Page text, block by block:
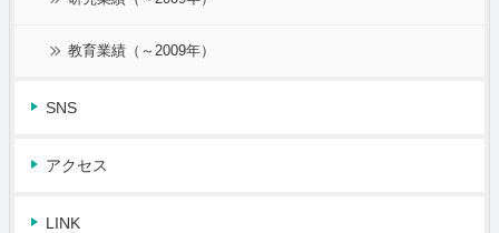
教育業績（～2009年）
SNS
アクセス
LINK